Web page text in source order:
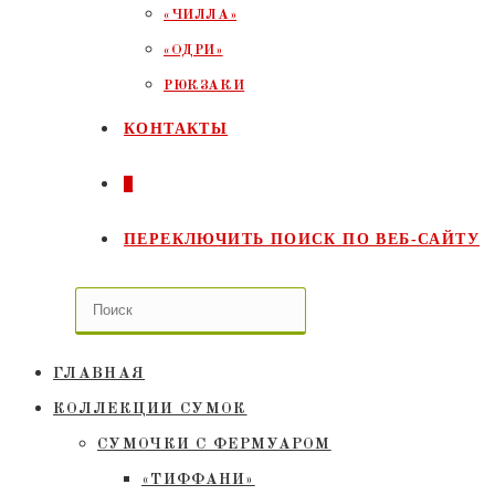
«ЧИЛЛА»
«ОДРИ»
РЮКЗАКИ
КОНТАКТЫ
ПЕРЕКЛЮЧИТЬ ПОИСК ПО ВЕБ-САЙТУ
ГЛАВНАЯ
КОЛЛЕКЦИИ СУМОК
СУМОЧКИ C ФЕРМУАРОМ
«ТИФФАНИ»